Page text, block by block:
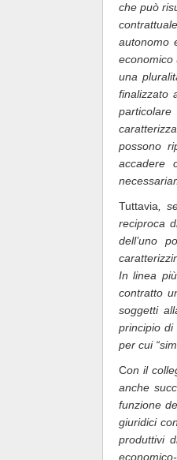
che può
autonomo
economico
una
finalizzato
possono
accadere
Tuttavia,
reciproca
dell’uno
In linea
contratto
soggetti
principio di
per cui
Con il
anche
funzione
giuridici
produttivi